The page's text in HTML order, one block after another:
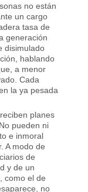
no están
un cargo
tasa de
generación
disimulado
hablando
a menor
Cada
la ya pesada
planes
pueden ni
e inmoral
A modo de
de
y de un
como el de
no